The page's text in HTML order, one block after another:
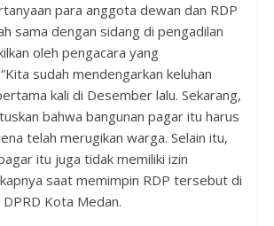
para anggota dewan dan RDP
sama dengan sidang di pengadilan
oleh pengacara yang
sudah mendengarkan keluhan
kali di Desember lalu. Sekarang,
bahwa bangunan pagar itu harus
telah merugikan warga. Selain itu,
itu juga tidak memiliki izin
saat memimpin RDP tersebut di
Kota Medan.